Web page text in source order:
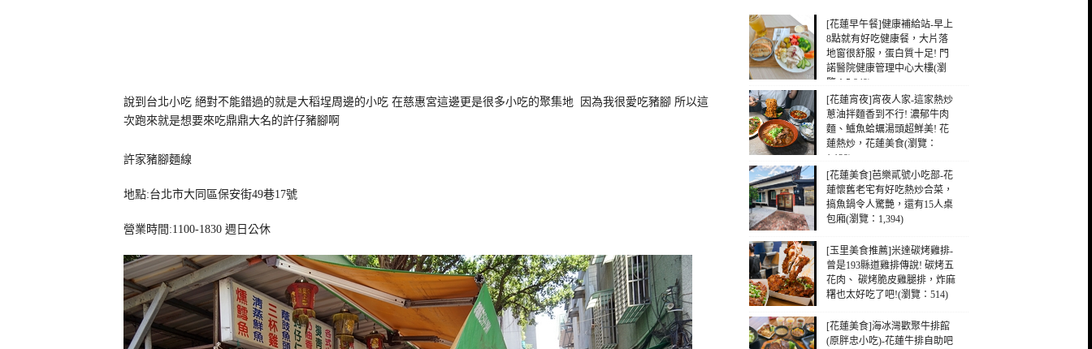
說到台北小吃 絕對不能錯過的就是大稻埕周邊的小吃 在慈惠宮這邊更是很多小吃的聚集地 因為我很愛吃豬腳 所以這
次跑來就是想要來吃鼎鼎大名的許仔豬腳啊
許家豬腳麵線
地點:台北市大同區保安街49巷17號
營業時間:1100-1830 週日公休
[花蓮早午餐]健康補給站-早上
8點就有好吃健康餐，大片落
地窗很舒服，蛋白質十足! 門
諾醫院健康管理中心大樓(瀏
覽：5,849)
[花蓮宵夜]宵夜人家-這家熱炒
蔥油拌麵香到不行! 濃郁牛肉
麵、鱸魚蛤蠣湯頭超鮮美! 花
蓮熱炒，花蓮美食(瀏覽：
1,129)
[花蓮美食]芭樂貳號小吃部-花
蓮懷舊老宅有好吃熱炒合菜，
搞魚鍋令人驚艷，還有15人桌
包廂(瀏覽：1,394)
[玉里美食推薦]米達碳烤雞排-
曾是193縣道雞排傳說! 碳烤五
花肉、 碳烤脆皮雞腿排，炸麻
糬也太好吃了吧!(瀏覽：514)
[花蓮美食]海冰灣歡聚牛排館
(原胖忠小吃)-花蓮牛排自助吧